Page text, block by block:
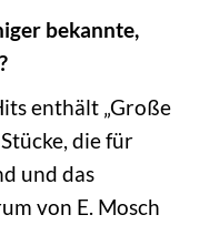
bekannte,
enthält „Große
die für
und das
von E. Mosch